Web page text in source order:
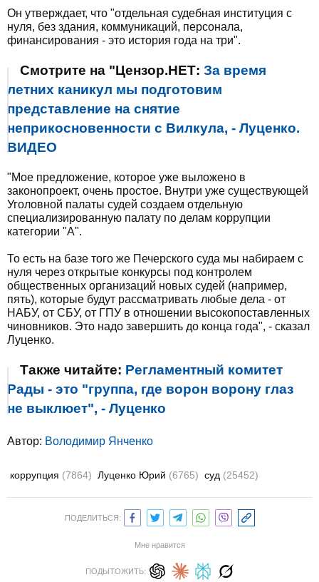
Он утверждает, что "отдельная судебная институция с
нуля, без здания, коммуникаций, персонала,
финансирования - это история года на три".
Смотрите на "Цензор.НЕТ: За время
летних каникул мы подготовим
представление на снятие
неприкосновенности с Вилкула, - Луценко.
ВИДЕО
"Мое предложение, которое уже выложено в
законопроект, очень простое. Внутри уже существующей
Уголовной палаты судей создаем отдельную
специализированную палату по делам коррупции
категории "А".
То есть на базе того же Печерского суда мы набираем с
нуля через открытые конкурсы под контролем
общественных организаций новых судей (например,
пять), которые будут рассматривать любые дела - от
НАБУ, от СБУ, от ГПУ в отношении высокопоставленных
чиновников. Это надо завершить до конца года", - сказал
Луценко.
Также читайте: Регламентный комитет
Рады - это "группа, где ворон ворону глаз
не выклюет", - Луценко
Автор: Володимир Янченко
коррупция (7864) Луценко Юрий (6765) суд (25452)
ПОДЕЛИТЬСЯ:
Мне нравится
ПОДЫТОЖИТЬ: